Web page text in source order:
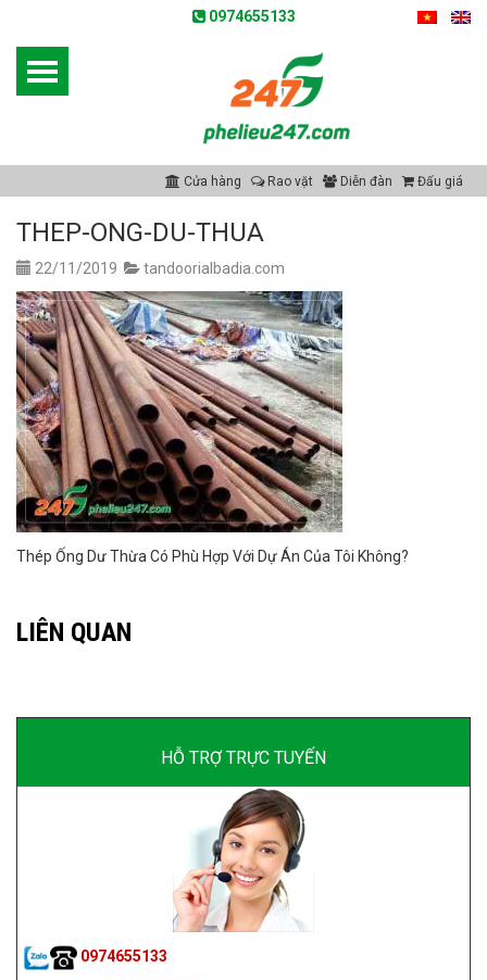
0974655133
Cửa hàng Rao vặt Diễn đàn Đấu giá
THEP-ONG-DU-THUA
22/11/2019 tandoorialbadia.com
Thép Ống Dư Thừa Có Phù Hợp Với Dự Án Của Tôi Không?
LIÊN QUAN
HỖ TRỢ TRỰC TUYẾN
0974655133